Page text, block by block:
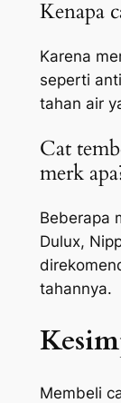
Kenapa
Karena
seperti
tahan air
Cat
merk
Beberapa
Dulux,
tahannya.
Membeli